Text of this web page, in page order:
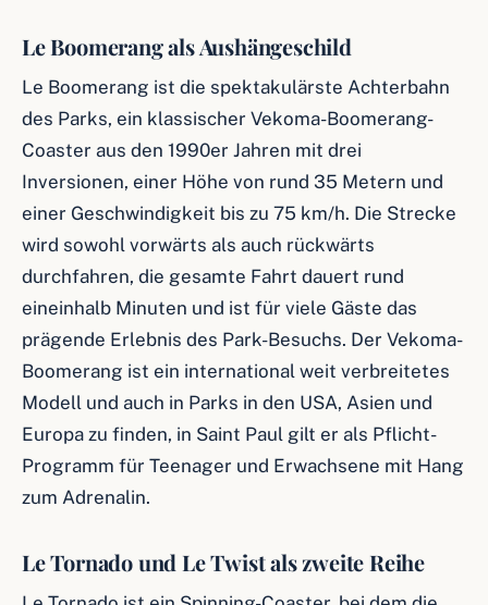
Le Boomerang als Aushängeschild
Le Boomerang ist die spektakulärste Achterbahn
des Parks, ein klassischer Vekoma-Boomerang-
Coaster aus den 1990er Jahren mit drei
Inversionen, einer Höhe von rund 35 Metern und
einer Geschwindigkeit bis zu 75 km/h. Die Strecke
wird sowohl vorwärts als auch rückwärts
durchfahren, die gesamte Fahrt dauert rund
eineinhalb Minuten und ist für viele Gäste das
prägende Erlebnis des Park-Besuchs. Der Vekoma-
Boomerang ist ein international weit verbreitetes
Modell und auch in Parks in den USA, Asien und
Europa zu finden, in Saint Paul gilt er als Pflicht-
Programm für Teenager und Erwachsene mit Hang
zum Adrenalin.
Le Tornado und Le Twist als zweite Reihe